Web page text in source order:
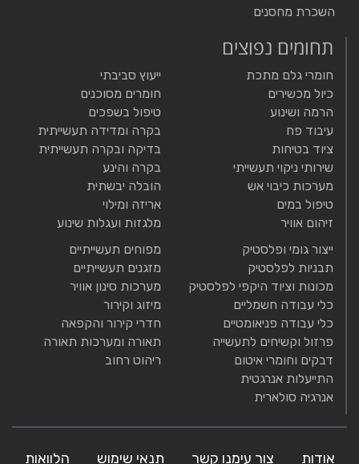
השכרת מחסנים
תחומים נפוצים
חומרי גלם מתכת
כיול מכשירים
הרמה ושינוע
עיבוד פח
ציוד בטיחות
שירותי ניקוי תעשייתי
מערכות כיבוי אש
טיפול במים
זיהום אוויר
ייעוץ סביבתי
חומרים מסוכנים
טיפול בשפכים
בקרה ומדידה תעשייתית
בדיקה ובקרה תעשייתית
בקרה והינע
הובלה יבשתית
אריזה ומילוי
מלגזות ועגלות שינוע
ייצור גומי ופלסטיק
תבניות לפלסטיק
מכונות וציוד היקפי לפלסטיק
כלי עבודה חשמליים
כלי עבודה פניאומטיים
פרזול וקשיחים לתעשייה
דבקים וחומרי איטום
התייעלות אנרגטית
אנרגיה סולארית
מפוחים תעשייתיים
מזגנים תעשייתיים
מערכות סינון אוויר
מיזוג וקירור
חדרי קירור והקפאה
תאורה ומערכות תאורה
ריהוט רחוב
אודות צור עימנו קשר תנאי שימוש הלוואות